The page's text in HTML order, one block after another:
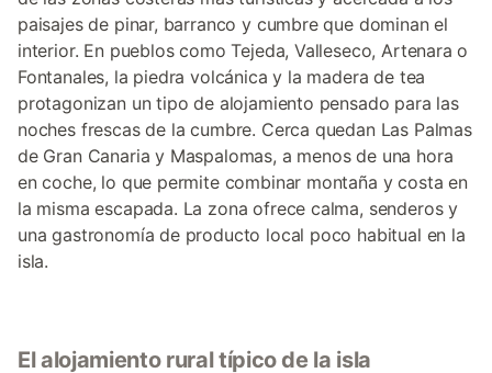
paisajes de pinar, barranco y cumbre que dominan el
interior. En pueblos como Tejeda, Valleseco, Artenara o
Fontanales, la piedra volcánica y la madera de tea
protagonizan un tipo de alojamiento pensado para las
noches frescas de la cumbre. Cerca quedan Las Palmas
de Gran Canaria y Maspalomas, a menos de una hora
en coche, lo que permite combinar montaña y costa en
la misma escapada. La zona ofrece calma, senderos y
una gastronomía de producto local poco habitual en la
isla.
El alojamiento rural típico de la isla